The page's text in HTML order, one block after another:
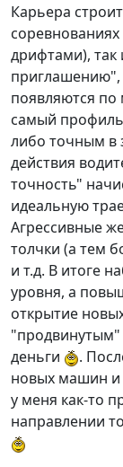
Карьера
дрифтами), так
приглашению",
появляются по
самый
либо точным в
действия
точность"
идеальную
Агрессивные
толчки (а тем
и т.д. В итоге
уровня, а
открытие
"продвинутым"
деньги
.
новых машин
у меня как-то
направлении